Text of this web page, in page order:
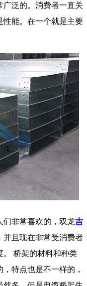
广泛的。消费者一直关
性能。在一个就是主要
们非常喜欢的，双龙吉
并且现在非常受消费者
。 桥架的材料和种类
特点也是不一样的，